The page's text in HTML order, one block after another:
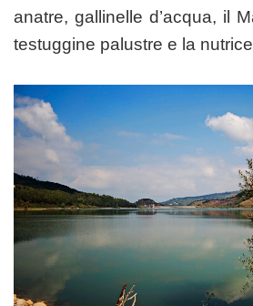
anatre, gallinelle d’acqua, il
testuggine palustre e la